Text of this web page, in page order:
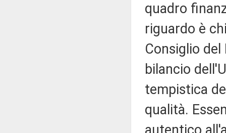
quadro
riguardo è
Consiglio
bilancio
tempistica
qualità.